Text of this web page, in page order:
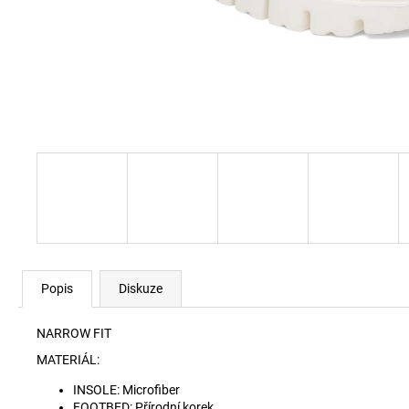
Popis Diskuze
NARROW FIT
MATERIÁL:
INSOLE: Microfiber
RYAN-D-CORE-3PACK TRENKY E7672